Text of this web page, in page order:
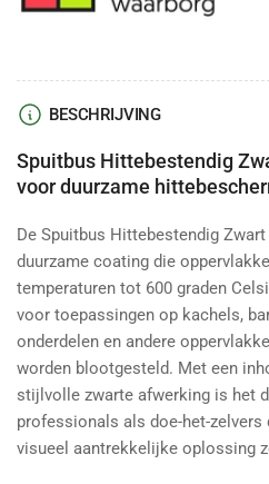
BESCHRIJVING
Spuitbus Hittebestendig
voor duurzame
De Spuitbus Hittebestendig
duurzame coating die
temperaturen tot 600 graden
voor toepassingen op kachels,
onderdelen en andere
worden blootgesteld. Met een
stijlvolle zwarte afwerking is het
professionals als doe-het-
visueel aantrekkelijke oplossing